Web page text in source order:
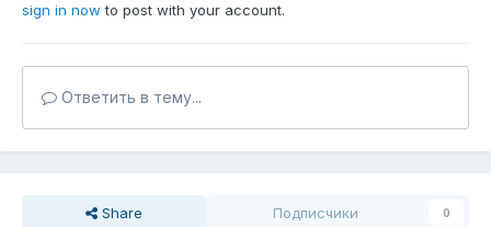
sign in now to post with your account.
Ответить в тему...
Share Подписчики 0